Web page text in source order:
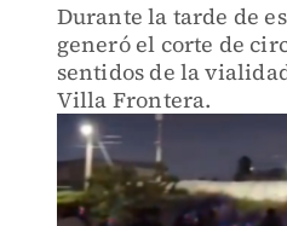
Durante la tarde de
generó el corte de
sentidos de la
Villa Frontera.